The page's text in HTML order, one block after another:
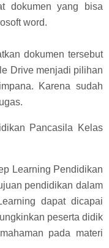
dokumen yang bisa
word.
dokumen tersebut
Drive menjadi pilihan
Karena sudah
Pancasila Kelas
Learning Pendidikan
pendidikan dalam
dapat dicapai
peserta didik
pada materi